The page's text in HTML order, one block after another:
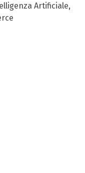
Artificiale,